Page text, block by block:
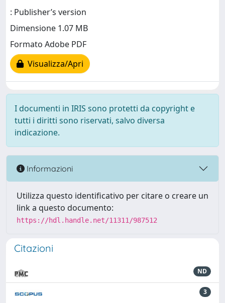
: Publisher’s version
Dimensione 1.07 MB
Formato Adobe PDF
Visualizza/Apri
I documenti in IRIS sono protetti da copyright e
tutti i diritti sono riservati, salvo diversa
indicazione.
Informazioni
Utilizza questo identificativo per citare o creare un
link a questo documento:
https://hdl.handle.net/11311/987512
Citazioni
ND
3